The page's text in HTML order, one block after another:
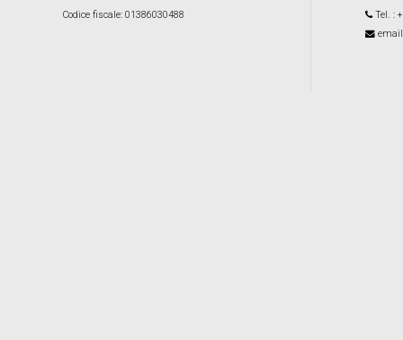
Codice fiscale: 01386030488 Tel. :
email